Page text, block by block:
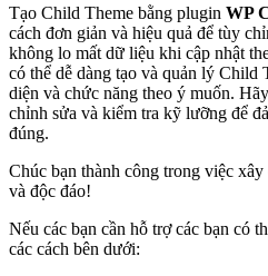
Tạo Child Theme bằng plugin WP
cách đơn giản và hiệu quả để tùy
không lo mất dữ liệu khi cập nhật
có thể dễ dàng tạo và quản lý Child
diện và chức năng theo ý muốn.
chỉnh sửa và kiểm tra kỹ lưỡng để
đúng.
Chúc bạn thành công trong việc
và độc đáo!
Nếu các bạn cần hỗ trợ các bạn có
các cách bên dưới: